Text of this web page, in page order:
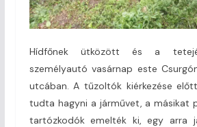
Hídfőnek ütközött és a
személyautó vasárnap este
utcában. A tűzoltók kiérkezése
tudta hagyni a járművet, a másikat
tartózkodók emelték ki, egy arra